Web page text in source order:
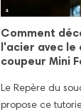
Comment
l'acier avec le
coupeur Mini
Le Repère du
propose ce